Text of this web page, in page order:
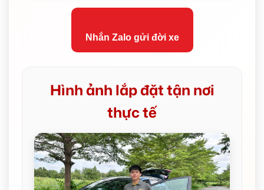
Nhắn Zalo gửi đời xe
Hình ảnh lắp đặt tận nơi
thực tế